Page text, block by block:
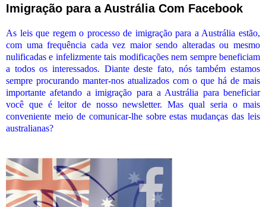
Imigração para a Austrália Com Facebook
As leis que regem o processo de imigração para a Austrália estão,
com uma frequência cada vez maior sendo alteradas ou mesmo
nulificadas e infelizmente tais modificações nem sempre beneficiam
a todos os interessados. Diante deste fato, nós também estamos
sempre procurando manter-nos atualizados com o que há de mais
importante afetando a imigração para a Austrália para beneficiar
você que é leitor de nosso newsletter. Mas qual seria o mais
conveniente meio de comunicar-lhe sobre estas mudanças das leis
australianas?